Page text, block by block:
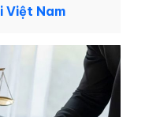
Việt Nam